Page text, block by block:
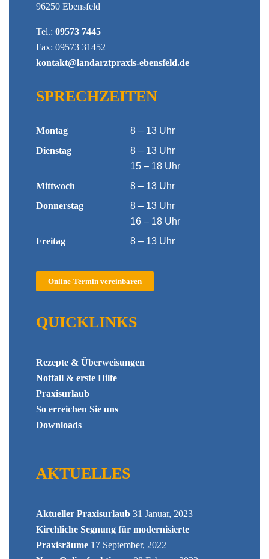
96250 Ebensfeld
Tel.: 09573 7445
Fax: 09573 31452
kontakt@landarztpraxis-ebensfeld.de
SPRECHZEITEN
Montag
8 – 13 Uhr
Dienstag
8 – 13 Uhr
15 – 18 Uhr
Mittwoch
8 – 13 Uhr
Donnerstag
8 – 13 Uhr
16 – 18 Uhr
Freitag
8 – 13 Uhr
Online-Termin vereinbaren
QUICKLINKS
Rezepte & Überweisungen
Notfall & erste Hilfe
Praxisurlaub
So erreichen Sie uns
Downloads
AKTUELLES
Aktueller Praxisurlaub 31 Januar, 2023
Kirchliche Segnung für modernisierte
Praxisräume 17 September, 2022